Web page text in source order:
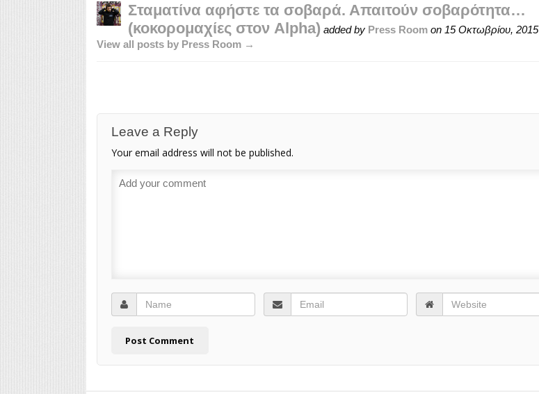
Σταματίνα αφήστε τα σοβαρά. Απαιτούν σοβαρότητα…
(κοκορομαχίες στον Alpha) added by Press Roomon 15 Οκτωβρίου, 2015
View all posts by Press Room →
Leave a Reply
Your email address will not be published.